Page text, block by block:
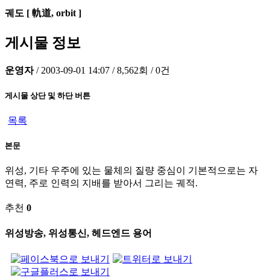
궤도 [ 軌道, orbit ]
게시물 정보
운영자 / 2003-09-01 14:07 / 8,562회 / 0건
게시물 상단 및 하단 버튼
목록
본문
위성, 기타 우주에 있는 물체의 질량 중심이 기본적으로는 자
연력, 주로 인력의 지배를 받아서 그리는 궤적.
추천 0
위성방송, 위성통신, 헤드엔드 용어